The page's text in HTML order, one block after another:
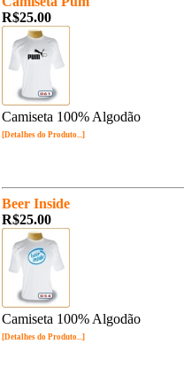
R$25.00
Camiseta 100% Algodão
[Detalhes do Produto...]
Beer Inside
R$25.00
Camiseta 100% Algodão
[Detalhes do Produto...]